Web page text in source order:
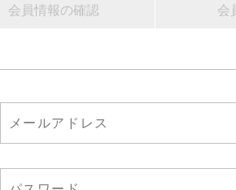
会員情報の確認 会